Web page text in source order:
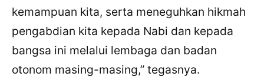
kemampuan kita, serta meneguhkan hikmah
pengabdian kita kepada Nabi dan kepada
bangsa ini melalui lembaga dan badan
otonom masing-masing,” tegasnya.